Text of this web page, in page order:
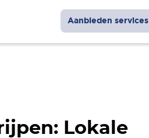
Aanbieden services
Lokale